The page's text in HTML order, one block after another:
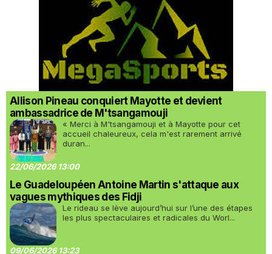
Allison Pineau conquiert Mayotte et devient
ambassadrice de M'tsangamouji
« Merci à M'tsangamouji et à Mayotte pour cet
accueil chaleureux, cela m'est rarement arrivé
duran...
22/06/2026 13:00
Le Guadeloupéen Antoine Martin s'attaque aux
vagues mythiques des Fidji
Le rideau se lève aujourd’hui sur l’une des étapes
les plus spectaculaires et radicales du Worl...
09/06/2026 13:23